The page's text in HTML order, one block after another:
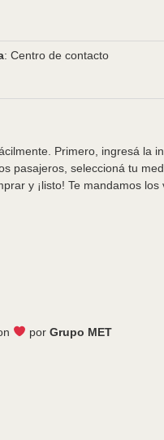
: Centro de contacto
Primero, ingresá
pasajeros, seleccioná tu
y ¡listo! Te mandamos
por Grupo MET